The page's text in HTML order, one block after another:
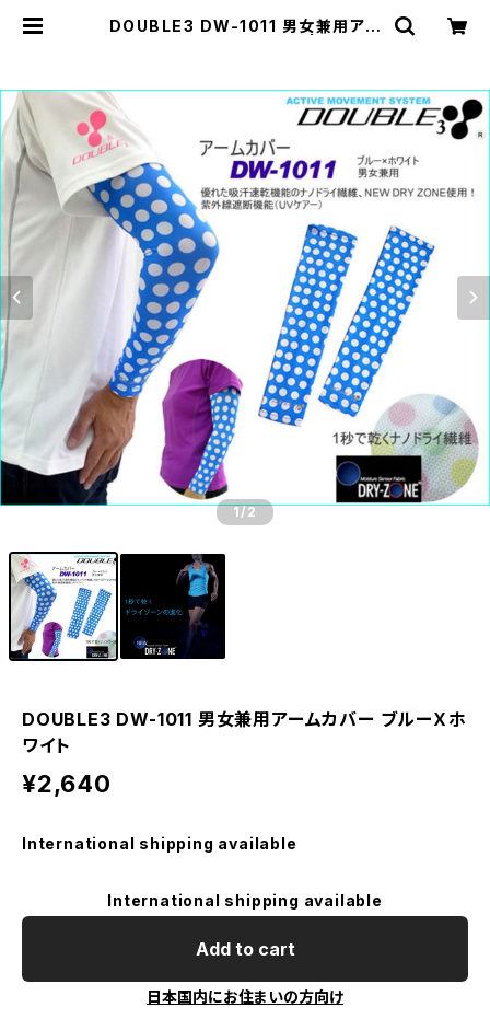
DOUBLE3 DW-1011 男女兼用アー
1 /2
DOUBLE3 DW-1011 男女兼用アームカバー ブルーＸホ
ワイト
¥2,640
International shipping available
International shipping available
Add to cart
日本国内にお住まいの方向け